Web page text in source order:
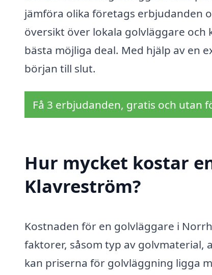
jämföra olika företags erbjudanden
översikt över lokala golvläggare
bästa möjliga deal. Med hjälp av en
början till slut.
Få 3 erbjudanden, gratis och utan
Hur mycket kostar
Klavreström?
Kostnaden för en golvläggare i
faktorer, såsom typ av
kan priserna för golvläggning ligga